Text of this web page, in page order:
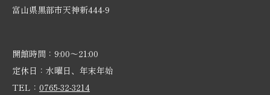
富山県黒部市天神新444-9
開館時間：9:00〜21:00
定休日：水曜日、年末年始
TEL： 0765-32-3214